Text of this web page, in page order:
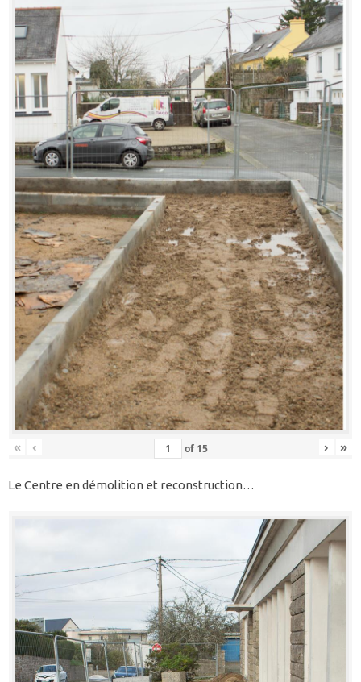
« ‹ of 15 › »
Le Centre en démolition et reconstruction…